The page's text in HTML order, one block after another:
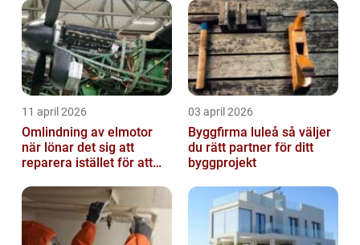
11 april 2026
Omlindning av elmotor
när lönar det sig att
reparera istället för att
03 april 2026
Byggfirma luleå så väljer
du rätt partner för ditt
byggprojekt